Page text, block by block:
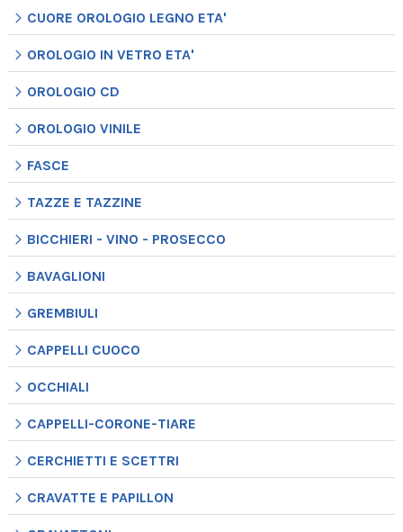
CUORE OROLOGIO LEGNO ETA'
OROLOGIO IN VETRO ETA'
OROLOGIO CD
OROLOGIO VINILE
FASCE
TAZZE E TAZZINE
BICCHIERI - VINO - PROSECCO
BAVAGLIONI
GREMBIULI
CAPPELLI CUOCO
OCCHIALI
CAPPELLI-CORONE-TIARE
CERCHIETTI E SCETTRI
CRAVATTE E PAPILLON